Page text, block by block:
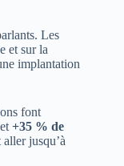
Les
et sur la
implantation
font
et +35 % de
jusqu’à